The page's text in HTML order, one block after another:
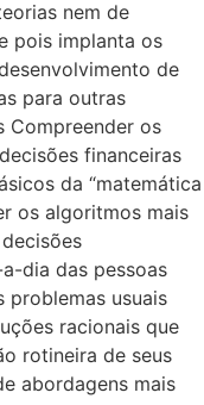
nem de
pois implanta os
de
para outras
Compreender os
financeiras
da “matemática
os algoritmos mais
dia das pessoas
problemas usuais
racionais que
rotineira de seus
abordagens mais